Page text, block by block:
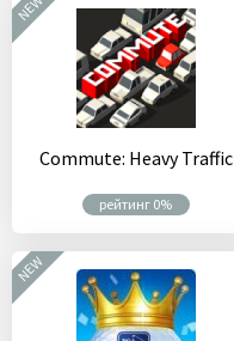
Commute: Heavy Traffic
рейтинг 0%
NEW
NEW